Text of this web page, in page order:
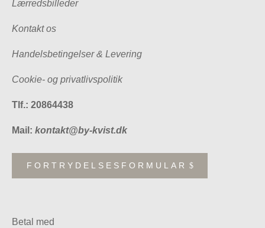
Lærredsbilleder
Kontakt os
Handelsbetingelser & Levering
Cookie- og privatlivspolitik
Tlf.: 20864438
Mail: kontakt@by-kvist.dk
FORTRYDELSESFORMULAR
Betal med